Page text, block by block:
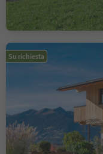
Su richiesta